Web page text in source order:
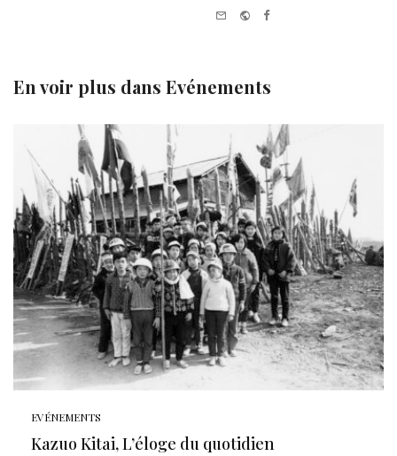
e-mail Website
Facebook
En voir plus dans Evénements
EVÉNEMENTS
Kazuo Kitai, L’éloge du quotidien